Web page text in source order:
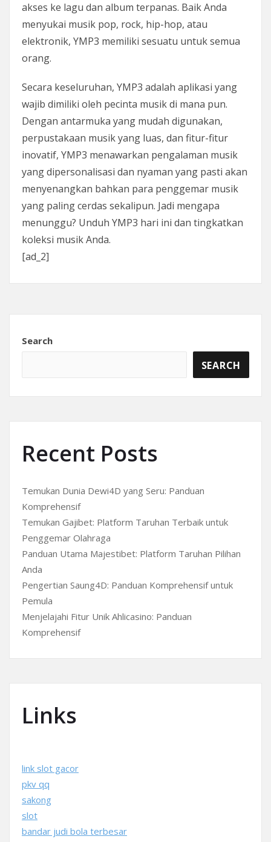
akses ke lagu dan album terpanas. Baik Anda
menyukai musik pop, rock, hip-hop, atau
elektronik, YMP3 memiliki sesuatu untuk semua
orang.
Secara keseluruhan, YMP3 adalah aplikasi yang
wajib dimiliki oleh pecinta musik di mana pun.
Dengan antarmuka yang mudah digunakan,
perpustakaan musik yang luas, dan fitur-fitur
inovatif, YMP3 menawarkan pengalaman musik
yang dipersonalisasi dan nyaman yang pasti akan
menyenangkan bahkan para penggemar musik
yang paling cerdas sekalipun. Jadi mengapa
menunggu? Unduh YMP3 hari ini dan tingkatkan
koleksi musik Anda.
[ad_2]
Search
SEARCH
Recent Posts
Temukan Dunia Dewi4D yang Seru: Panduan
Komprehensif
Temukan Gajibet: Platform Taruhan Terbaik untuk
Penggemar Olahraga
Panduan Utama Majestibet: Platform Taruhan Pilihan
Anda
Pengertian Saung4D: Panduan Komprehensif untuk
Pemula
Menjelajahi Fitur Unik Ahlicasino: Panduan
Komprehensif
Links
link slot gacor
pkv qq
sakong
slot
bandar judi bola terbesar